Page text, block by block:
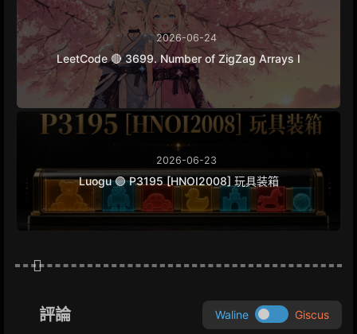
2026-06-24
LeetCode 🔴 3699. Number of ZigZag Arrays I
2026-06-23
Luogu 🟣 P3195 [HNOI2008] 玩具装箱
評論 Waline Giscus